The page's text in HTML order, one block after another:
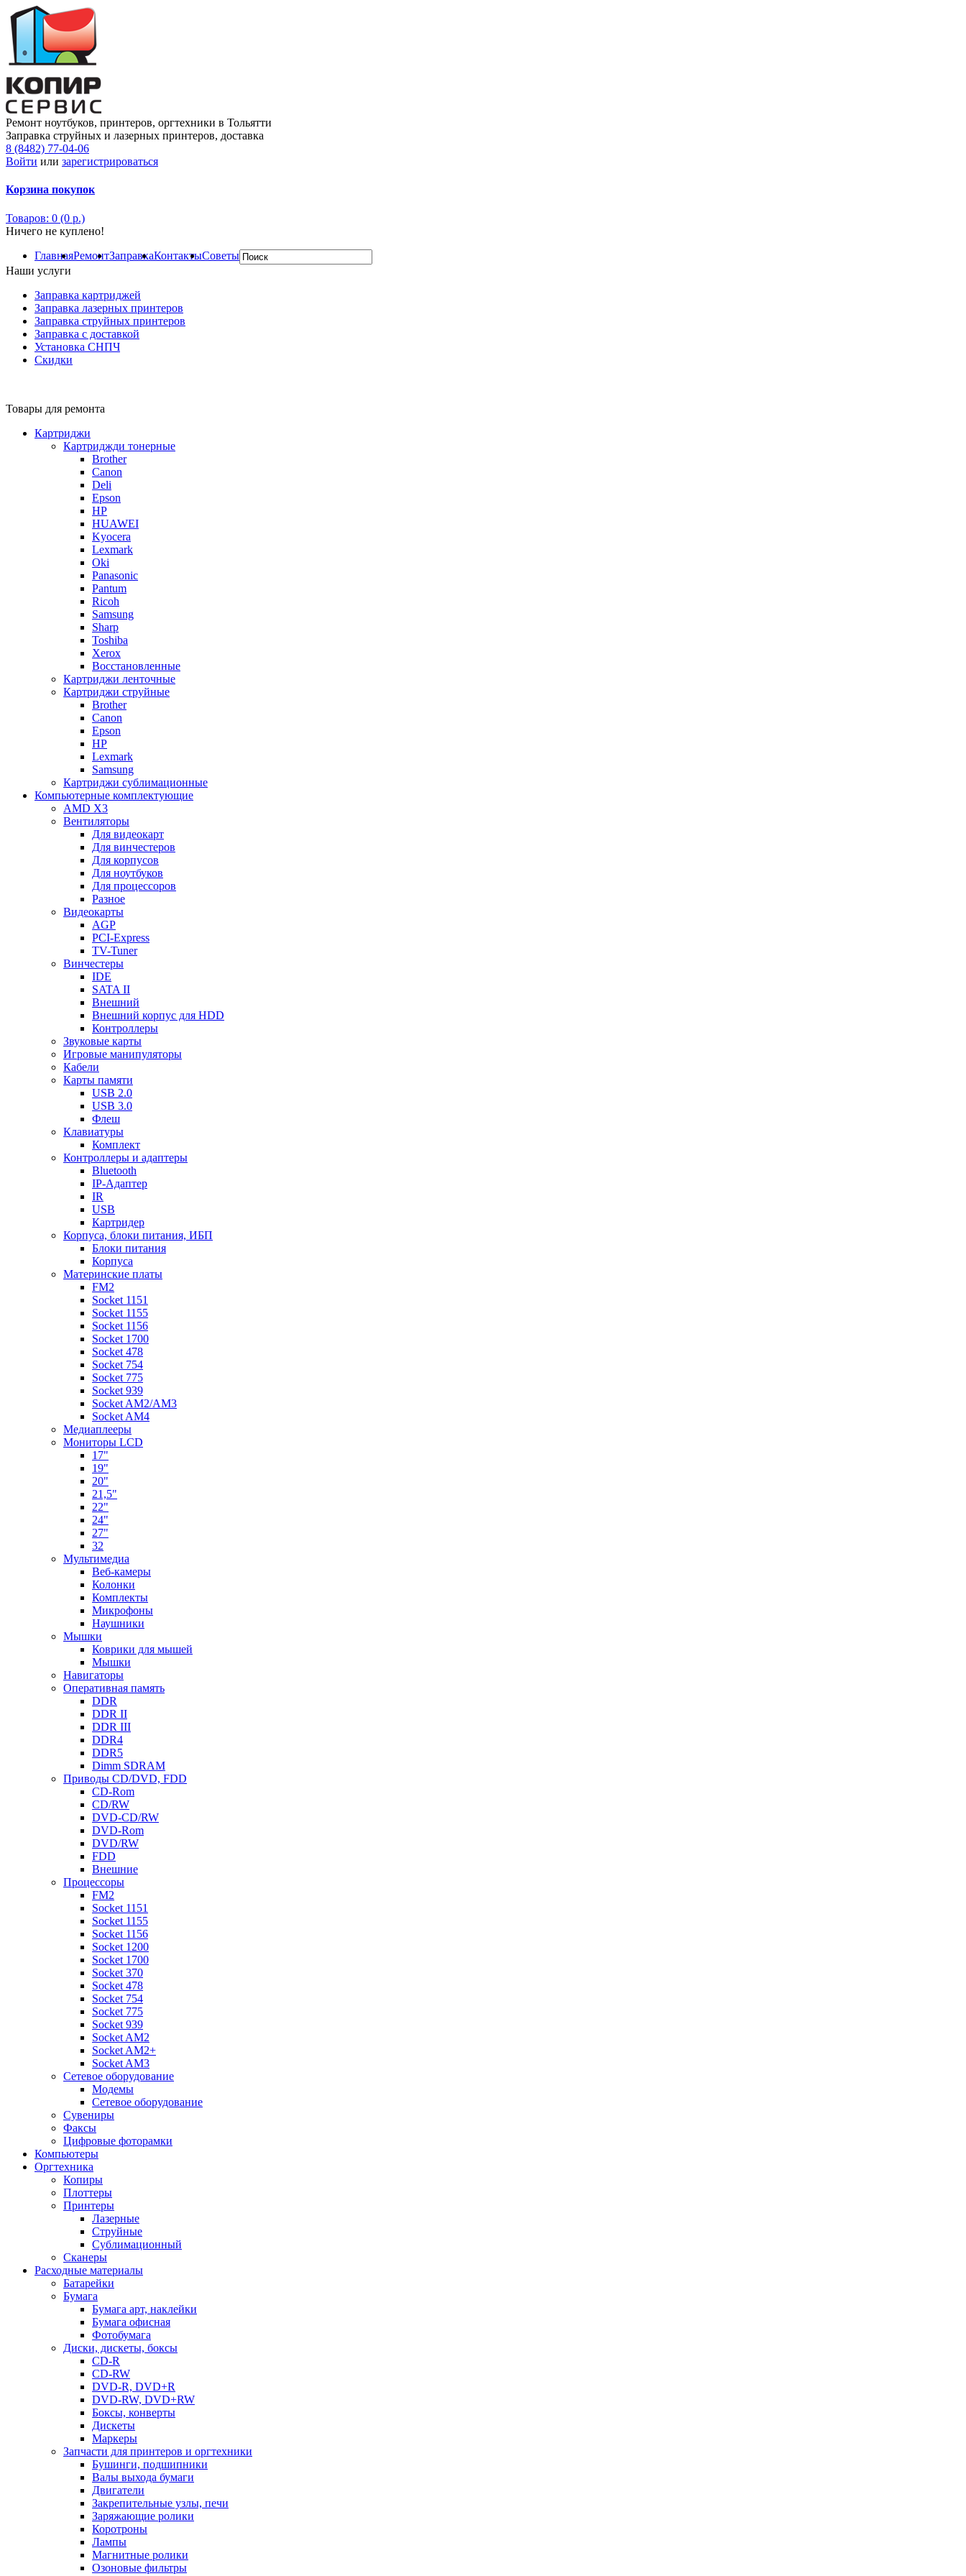
Ремонт ноутбуков, принтеров, оргтехники в Тольятти
Заправка струйных и лазерных принтеров, доставка
8 (8482) 77-04-06
Войти или зарегистрироваться
Корзина покупок
Товаров: 0 (0 р.)
Ничего не куплено!
ГлавнаяРемонтЗаправкаКонтактыСоветы
Наши услуги
Заправка картриджей
Заправка лазерных принтеров
Заправка струйных принтеров
Заправка с доставкой
Установка СНПЧ
Скидки
Товары для ремонта
Картриджи
Картриджди тонерные
Brother
Canon
Deli
Epson
HP
HUAWEI
Kyocera
Lexmark
Oki
Panasonic
Pantum
Ricoh
Samsung
Sharp
Toshiba
Xerox
Восстановленные
Картриджи ленточные
Картриджи струйные
Brother
Canon
Epson
HP
Lexmark
Samsung
Картриджи сублимационные
Компьютерные комплектующие
AMD X3
Вентиляторы
Для видеокарт
Для винчестеров
Для корпусов
Для ноутбуков
Для процессоров
Разное
Видеокарты
AGP
PCI-Express
TV-Tuner
Винчестеры
IDE
SATA II
Внешний
Внешний корпус для HDD
Контроллеры
Звуковые карты
Игровые манипуляторы
Кабели
Карты памяти
USB 2.0
USB 3.0
Флеш
Клавиатуры
Комплект
Контроллеры и адаптеры
Bluetooth
IP-Адаптер
IR
USB
Картридер
Корпуса, блоки питания, ИБП
Блоки питания
Корпуса
Материнские платы
FM2
Socket 1151
Socket 1155
Socket 1156
Socket 1700
Socket 478
Socket 754
Socket 775
Socket 939
Socket AM2/AM3
Socket AM4
Медиаплееры
Мониторы LCD
17"
19"
20"
21,5"
22"
24"
27"
32
Мультимедиа
Веб-камеры
Колонки
Комплекты
Микрофоны
Наушники
Мышки
Коврики для мышей
Мышки
Навигаторы
Оперативная память
DDR
DDR II
DDR III
DDR4
DDR5
Dimm SDRAM
Приводы СD/DVD, FDD
CD-Rom
CD/RW
DVD-CD/RW
DVD-Rom
DVD/RW
FDD
Внешние
Процессоры
FM2
Socket 1151
Socket 1155
Socket 1156
Socket 1200
Socket 1700
Socket 370
Socket 478
Socket 754
Socket 775
Socket 939
Socket AM2
Socket AM2+
Socket AM3
Сетевое оборудование
Модемы
Сетевое оборудование
Сувениры
Факсы
Цифровые фоторамки
Компьютеры
Оргтехника
Копиры
Плоттеры
Принтеры
Лазерные
Струйные
Сублимационный
Сканеры
Расходные материалы
Батарейки
Бумага
Бумага арт, наклейки
Бумага офисная
Фотобумага
Диски, дискеты, боксы
CD-R
CD-RW
DVD-R, DVD+R
DVD-RW, DVD+RW
Боксы, конверты
Дискеты
Маркеры
Запчасти для принтеров и оргтехники
Бушинги, подшипники
Валы выхода бумаги
Двигатели
Закрепительные узлы, печи
Заряжающие ролики
Коротроны
Лампы
Магнитные ролики
Озоновые фильтры